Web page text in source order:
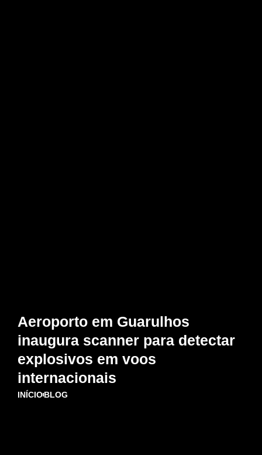
Aeroporto em Guarulhos
inaugura scanner para detectar
explosivos em voos
internacionais
INÍCIOBLOG